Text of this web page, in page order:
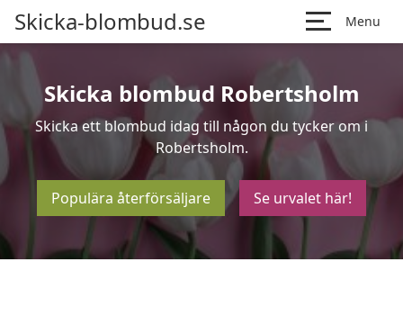
Skicka-blombud.se Menu
Skicka blombud Robertsholm
Skicka ett blombud idag till någon du tycker om i
Robertsholm.
Populära återförsäljare Se urvalet här!